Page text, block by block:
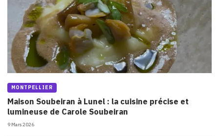
MONTPELLIER
Maison Soubeiran à Lunel : la cuisine précise et
lumineuse de Carole Soubeiran
9 Mars 2026